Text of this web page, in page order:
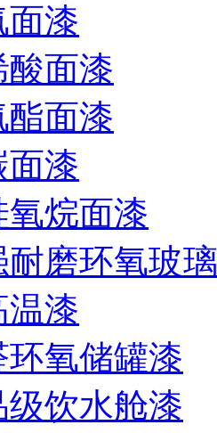
面漆
酸面漆
酯面漆
面漆
氧烷面漆
耐磨环氧玻
温漆
环氧储罐漆
级饮水舱漆